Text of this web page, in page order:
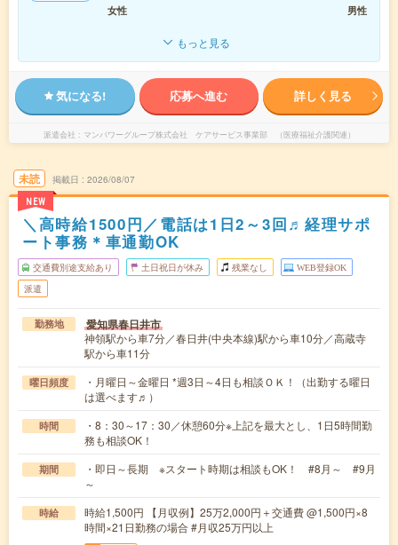
女性
男性
もっと見る
気になる! 応募へ進む 詳しく見る
派遣会社 マンパワーグループ株式会社 ケアサービス事業部 （医療福祉介護関連）
未読
NEW
掲載日 2026/08/07
＼高時給1500円／電話は1日2～3回♬経理サポ
ート事務＊車通勤OK
交通費別途支給あり 土日祝日が休み 残業なし WEB登録OK
派遣
勤務地 愛知県春日井市
神領駅から車7分／春日井(中央本線)駅から車10分／高蔵寺
駅から車11分
曜日頻度
・月曜日～金曜日 *週3日～4日も相談ＯＫ！（出勤する曜日
は選べます♬）
時間
・8：30～17：30／休憩60分※上記を最大とし、1日5時間勤
務も相談OK！
期間
・即日～長期 ※スタート時期は相談もOK！ #8月～ #9月
～
時給
時給1,500円 【月収例】25万2,000円＋交通費 @1,500円×8
時間×21日勤務の場合 #月収25万円以上